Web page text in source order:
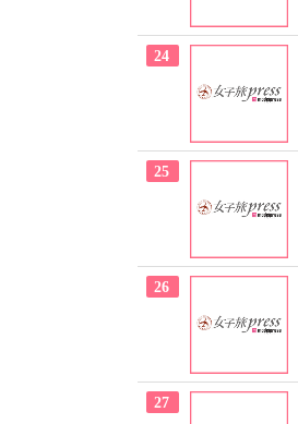
24
25
26
27